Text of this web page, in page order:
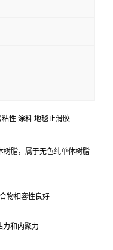
粘性 涂料 地毯止滑胶
树脂，属于无色纯单体树脂
物相容性良好
力和内聚力